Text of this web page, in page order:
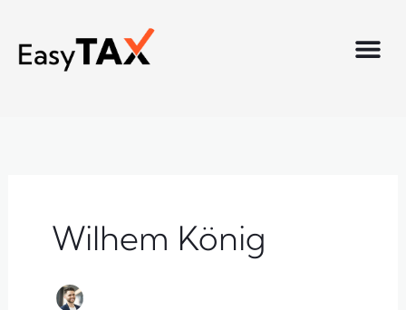
content
Wilhem König